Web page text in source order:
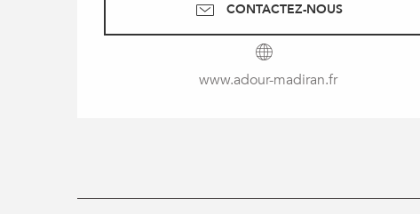
CONTACTEZ-NOUS
www.adour-madiran.fr